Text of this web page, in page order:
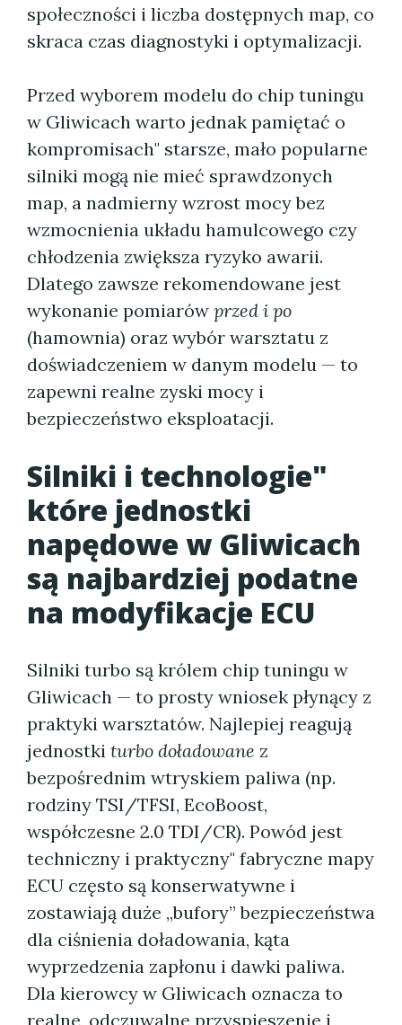
społeczności i liczba dostępnych map, co
skraca czas diagnostyki i optymalizacji.
Przed wyborem modelu do chip tuningu
w Gliwicach warto jednak pamiętać o
kompromisach" starsze, mało popularne
silniki mogą nie mieć sprawdzonych
map, a nadmierny wzrost mocy bez
wzmocnienia układu hamulcowego czy
chłodzenia zwiększa ryzyko awarii.
Dlatego zawsze rekomendowane jest
wykonanie pomiarów przed i po
(hamownia) oraz wybór warsztatu z
doświadczeniem w danym modelu — to
zapewni realne zyski mocy i
bezpieczeństwo eksploatacji.
Silniki i technologie"
które jednostki
napędowe w Gliwicach
są najbardziej podatne
na modyfikacje ECU
Silniki turbo są królem chip tuningu w
Gliwicach — to prosty wniosek płynący z
praktyki warsztatów. Najlepiej reagują
jednostki turbo doładowane z
bezpośrednim wtryskiem paliwa (np.
rodziny TSI/TFSI, EcoBoost,
współczesne 2.0 TDI/CR). Powód jest
techniczny i praktyczny" fabryczne mapy
ECU często są konserwatywne i
zostawiają duże „bufory” bezpieczeństwa
dla ciśnienia doładowania, kąta
wyprzedzenia zapłonu i dawki paliwa.
Dla kierowcy w Gliwicach oznacza to
realne, odczuwalne przyspieszenie i